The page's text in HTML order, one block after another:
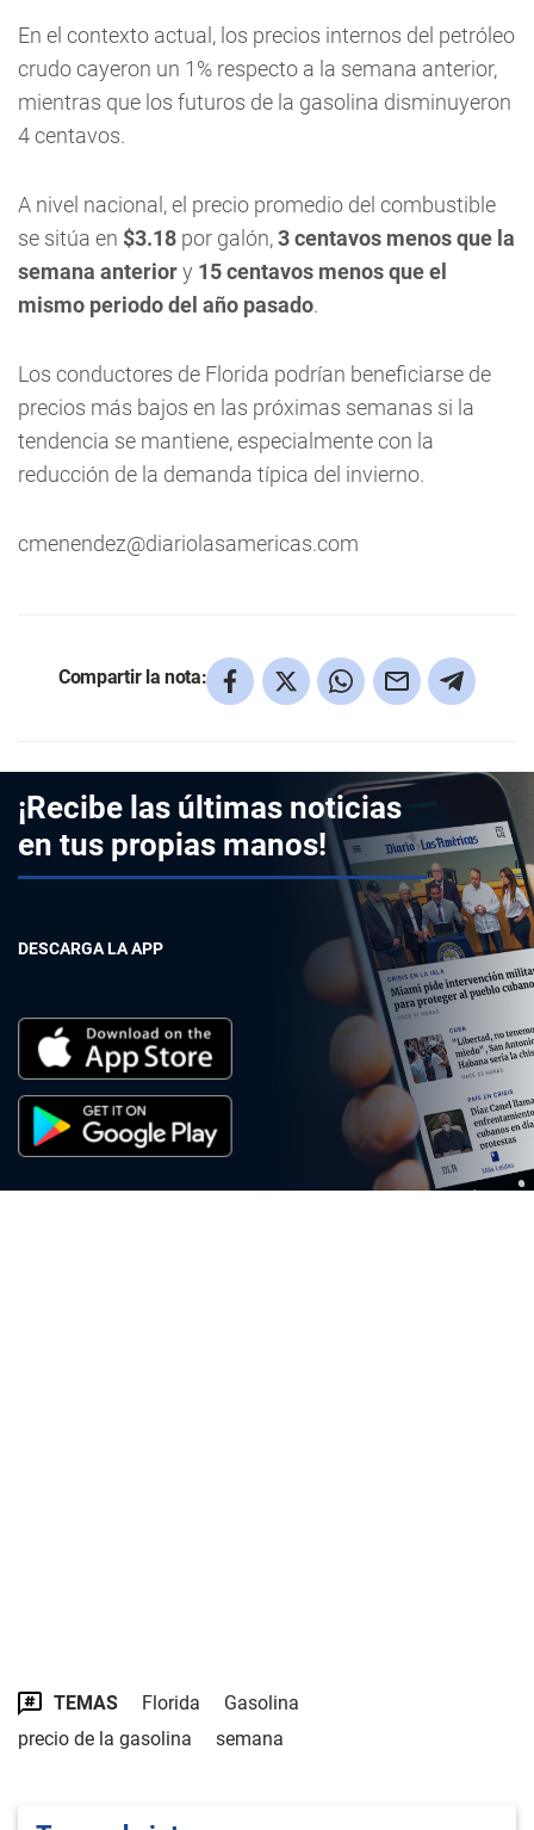
En el contexto actual, los precios internos del petróleo
crudo cayeron un 1% respecto a la semana anterior,
mientras que los futuros de la gasolina disminuyeron
4 centavos.
A nivel nacional, el precio promedio del combustible
se sitúa en $3.18 por galón,3 centavos menos que la
semana anteriory 15 centavos menos que el
mismo periodo del año pasado.
Los conductores de Florida podrían beneficiarse de
precios más bajos en las próximas semanas si la
tendencia se mantiene, especialmente con la
reducción de la demanda típica del invierno.
cmenendez@diariolasamericas.com
Compartir la nota:
¡Recibe las últimas noticias
en tus propias manos!
DESCARGA LA APP
TEMAS Florida
Gasolina
precio de la gasolina
semana